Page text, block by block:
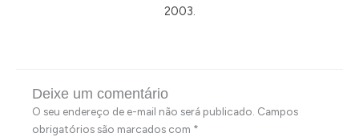
2003.
Deixe um comentário
O seu endereço de e-mail não será publicado. Campos
obrigatórios são marcados com *